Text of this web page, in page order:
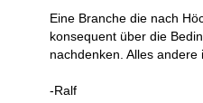
Eine Branche die nach
konsequent über die
nachdenken. Alles andere
-Ralf